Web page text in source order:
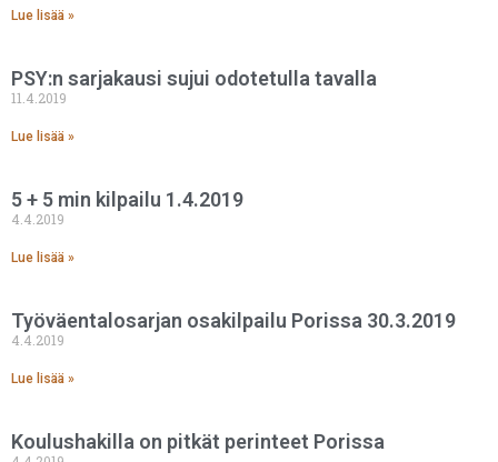
Lue lisää »
PSY:n sarjakausi sujui odotetulla tavalla
11.4.2019
Lue lisää »
5 + 5 min kilpailu 1.4.2019
4.4.2019
Lue lisää »
Työväentalosarjan osakilpailu Porissa 30.3.2019
4.4.2019
Lue lisää »
Koulushakilla on pitkät perinteet Porissa